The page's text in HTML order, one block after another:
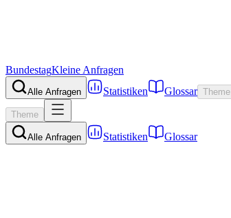
BundestagKleine Anfragen
Alle Anfragen Statistiken Glossar Theme
Theme
Alle Anfragen Statistiken Glossar